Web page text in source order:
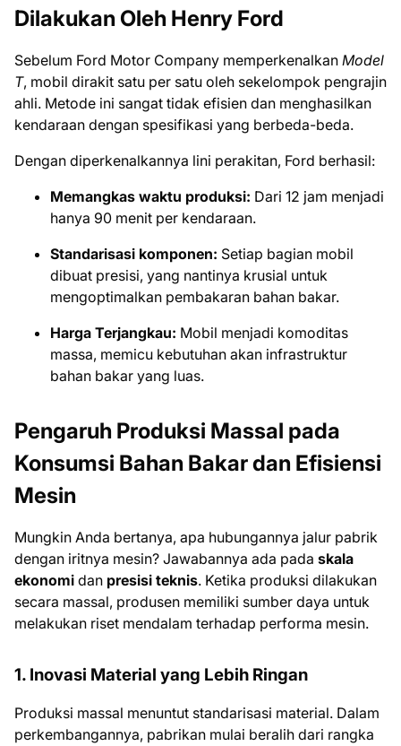
Dilakukan Oleh Henry Ford
Sebelum Ford Motor Company memperkenalkan Model
T, mobil dirakit satu per satu oleh sekelompok pengrajin
ahli. Metode ini sangat tidak efisien dan menghasilkan
kendaraan dengan spesifikasi yang berbeda-beda.
Dengan diperkenalkannya lini perakitan, Ford berhasil:
Memangkas waktu produksi: Dari 12 jam menjadi
hanya 90 menit per kendaraan.
Standarisasi komponen: Setiap bagian mobil
dibuat presisi, yang nantinya krusial untuk
mengoptimalkan pembakaran bahan bakar.
Harga Terjangkau: Mobil menjadi komoditas
massa, memicu kebutuhan akan infrastruktur
bahan bakar yang luas.
Pengaruh Produksi Massal pada
Konsumsi Bahan Bakar dan Efisiensi
Mesin
Mungkin Anda bertanya, apa hubungannya jalur pabrik
dengan iritnya mesin? Jawabannya ada pada skala
ekonomi dan presisi teknis. Ketika produksi dilakukan
secara massal, produsen memiliki sumber daya untuk
melakukan riset mendalam terhadap performa mesin.
1. Inovasi Material yang Lebih Ringan
Produksi massal menuntut standarisasi material. Dalam
perkembangannya, pabrikan mulai beralih dari rangka